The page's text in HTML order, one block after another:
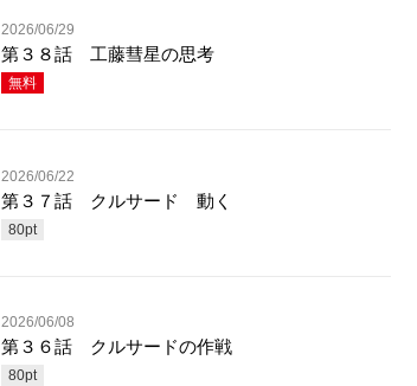
2026/06/29
第３８話 工藤彗星の思考
無料
2026/06/22
第３７話 クルサード 動く
80pt
2026/06/08
第３６話 クルサードの作戦
80pt